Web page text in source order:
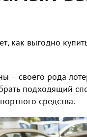
как выгодно
своего рода
подходящий
средства.